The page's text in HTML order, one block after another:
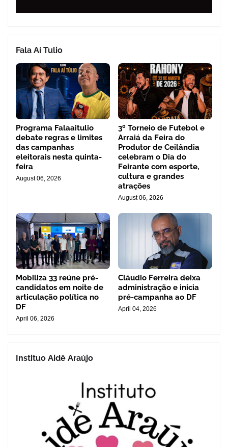
Fala Aí Tulio
Programa Falaaitulio
debate regras e limites
das campanhas
eleitorais nesta quinta-
feira
August 06, 2026
3º Torneio de Futebol e
Arraiá da Feira do
Produtor de Ceilândia
celebram o Dia do
Feirante com esporte,
cultura e grandes
atrações
August 06, 2026
Mobiliza 33 reúne pré-
candidatos em noite de
articulação política no
DF
April 06, 2026
Cláudio Ferreira deixa
administração e inicia
pré-campanha ao DF
April 04, 2026
Instituo Aidê Araújo